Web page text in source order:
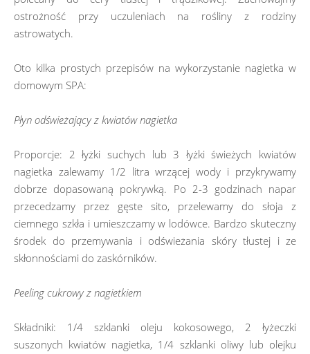
ostrożność przy uczuleniach na rośliny z rodziny
astrowatych.
Oto kilka prostych przepisów na wykorzystanie nagietka w
domowym SPA:
Płyn odświeżający z kwiatów nagietka
Proporcje: 2 łyżki suchych lub 3 łyżki świeżych kwiatów
nagietka zalewamy 1/2 litra wrzącej wody i przykrywamy
dobrze dopasowaną pokrywką. Po 2-3 godzinach napar
przecedzamy przez gęste sito, przelewamy do słoja z
ciemnego szkła i umieszczamy w lodówce. Bardzo skuteczny
środek do przemywania i odświeżania skóry tłustej i ze
skłonnościami do zaskórników.
Peeling cukrowy z nagietkiem
Składniki: 1/4 szklanki oleju kokosowego, 2 łyżeczki
suszonych kwiatów nagietka, 1/4 szklanki oliwy lub olejku